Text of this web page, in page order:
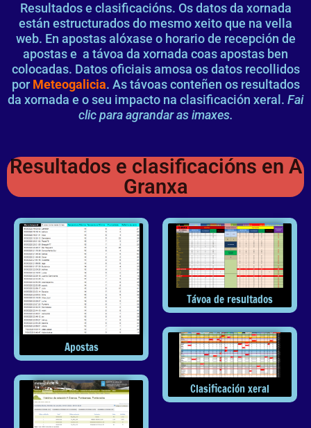
Resultados e clasificacións. Os datos da xornada
están estructurados do mesmo xeito que na vella
web. En apostas alóxase o horario de recepción de
apostas e a távoa da xornada coas apostas ben
colocadas. Datos oficiais amosa os datos recollidos
por Meteogalicia. As távoas conteñen os resultados
da xornada e o seu impacto na clasificación xeral. Fai
clic para agrandar as imaxes.
Resultados e clasificacións en A
Granxa
Apostas
Távoa de resultados
Clasificación xeral